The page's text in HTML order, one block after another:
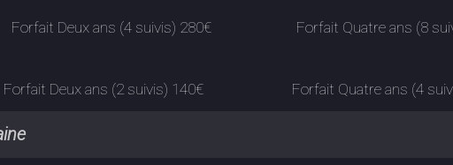
ans (4 suivis) 280€ Forfait Quatre ans (8
(2 suivis) 140€ Forfait Quatre ans (4